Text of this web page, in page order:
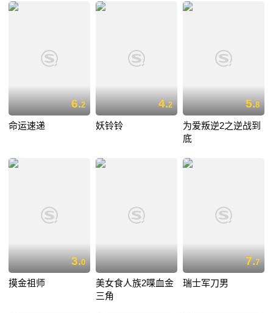
6.2
命运速递
4.2
妖铃铃
5.8
为爱叛逆2之逆战到
底
3.0
摸金祖师
美女食人族2喋血金
三角
7.7
瑞士军刀男